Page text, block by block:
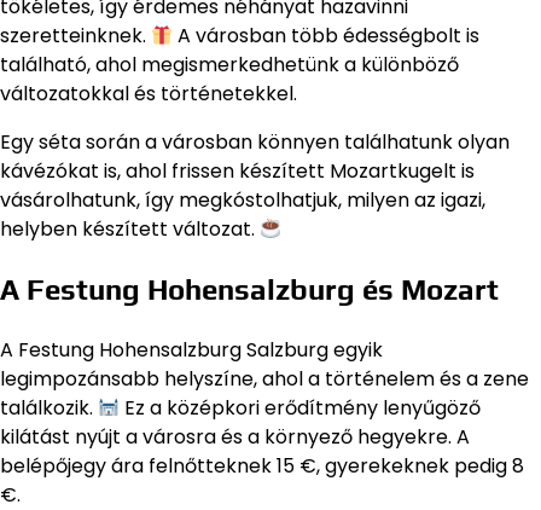
tökéletes, így érdemes néhányat hazavinni
szeretteinknek.
A városban több édességbolt is
található, ahol megismerkedhetünk a különböző
változatokkal és történetekkel.
Egy séta során a városban könnyen találhatunk olyan
kávézókat is, ahol frissen készített Mozartkugelt is
vásárolhatunk, így megkóstolhatjuk, milyen az igazi,
helyben készített változat.
A Festung Hohensalzburg és Mozart
A Festung Hohensalzburg Salzburg egyik
legimpozánsabb helyszíne, ahol a történelem és a zene
találkozik.
Ez a középkori erődítmény lenyűgöző
kilátást nyújt a városra és a környező hegyekre. A
belépőjegy ára felnőtteknek 15 €, gyerekeknek pedig 8
€.